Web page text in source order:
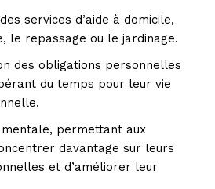
services d’aide à domicile,
le repassage ou le jardinage.
des obligations personnelles
du temps pour leur vie
permettant aux
davantage sur leurs
et d’améliorer leur